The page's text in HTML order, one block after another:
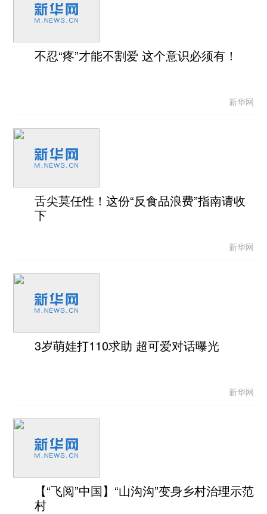
不忍“疼”才能不割爱 这个意识必须有！
新华网
舌尖莫任性！这份“反食品浪费”指南请收
下
新华网
3岁萌娃打110求助 超可爱对话曝光
新华网
【“飞阅”中国】“山沟沟”变身乡村治理示范
村